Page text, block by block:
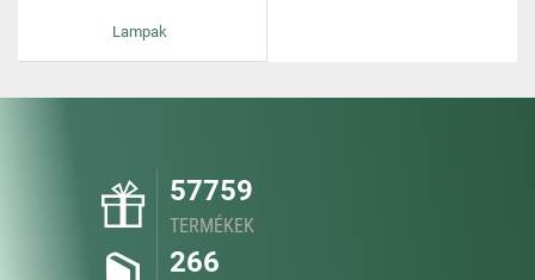
Lampak
57759
TERMÉKEK
266